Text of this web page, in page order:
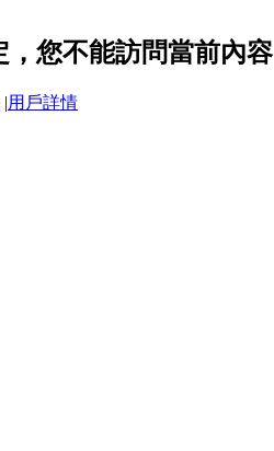
，您不能訪問當前內容
|用戶詳情